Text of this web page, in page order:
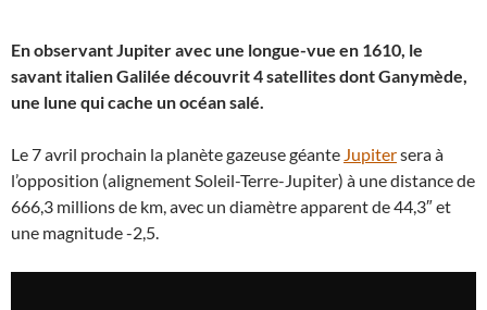
En observant Jupiter avec une longue-vue en 1610, le
savant italien Galilée découvrit 4 satellites dont Ganymède,
une lune qui cache un océan salé.
Le 7 avril prochain la planète gazeuse géante Jupitersera à
l’opposition (alignement Soleil-Terre-Jupiter) à une distance de
666,3 millions de km, avec un diamètre apparent de 44,3″ et
une magnitude -2,5.